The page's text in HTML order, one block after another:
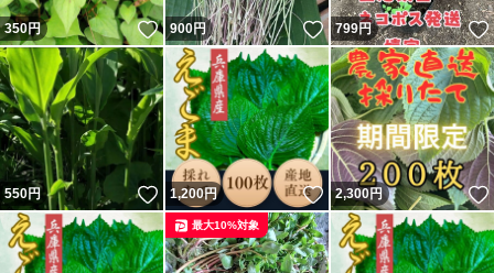
350円 いいね！
900円 いいね！
799円
550円 いいね！
1,200円 いいね！
2,300円
最大10%対象